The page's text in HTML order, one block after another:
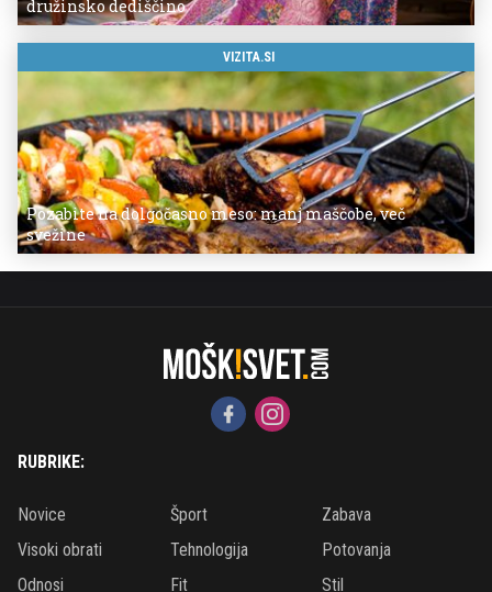
družinsko dediščino
VIZITA.SI
Pozabite na dolgočasno meso: manj maščobe, več
svežine
RUBRIKE:
Novice Šport
Zabava
Visoki obrati
Tehnologija
Potovanja
Odnosi
Fit Stil